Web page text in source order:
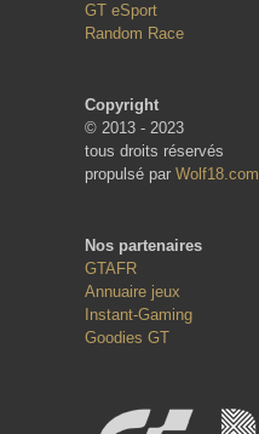
GT eSport
Random Race
Copyright
© 2013 - 2023
tous droits réservés
propulsé par Wolf18.com
Nos partenaires
GTAFR
Annuaire jeux
Instant-Gaming
Goodies GT